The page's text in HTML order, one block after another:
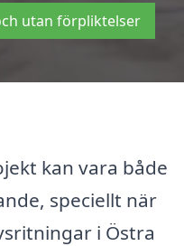
utan förpliktelser
kan vara både
speciellt när
i Östra